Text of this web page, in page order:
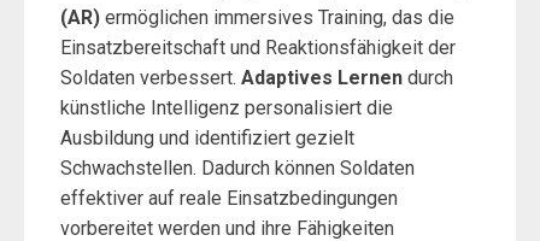
(AR) ermöglichen immersives Training, das die
Einsatzbereitschaft und Reaktionsfähigkeit der
Soldaten verbessert. Adaptives Lernen durch
künstliche Intelligenz personalisiert die
Ausbildung und identifiziert gezielt
Schwachstellen. Dadurch können Soldaten
effektiver auf reale Einsatzbedingungen
vorbereitet werden und ihre Fähigkeiten